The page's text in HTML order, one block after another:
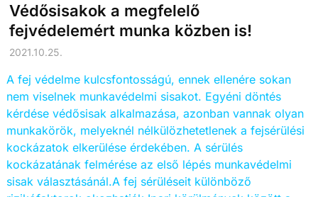
Védősisakok a megfelelő
fejvédelemért munka közben is!
2021.10.25.
A fej védelme kulcsfontosságú, ennek ellenére sokan
nem viselnek munkavédelmi sisakot. Egyéni döntés
kérdése védősisak alkalmazása, azonban vannak olyan
munkakörök, melyeknél nélkülözhetetlenek a fejsérülési
kockázatok elkerülése érdekében. A sérülés
kockázatának felmérése az első lépés munkavédelmi
sisak választásánál.A fej sérüléseit különböző